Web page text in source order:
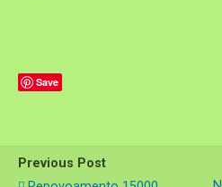
Save
Previous Post